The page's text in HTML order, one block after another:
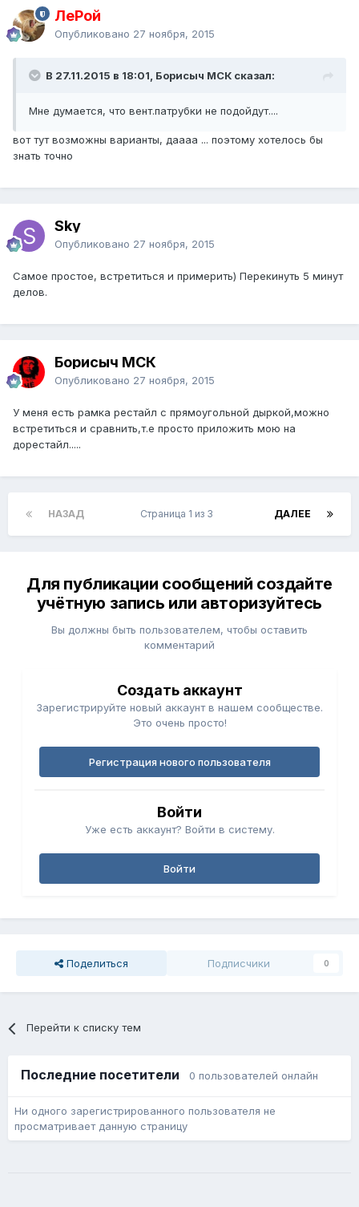
ЛеРой
Опубликовано 27 ноября, 2015
В 27.11.2015 в 18:01, Борисыч МСК сказал:
Мне думается, что вент.патрубки не подойдут....
вот тут возможны варианты, даааа ... поэтому хотелось бы
знать точно
Sky
Опубликовано 27 ноября, 2015
Самое простое, встретиться и примерить) Перекинуть 5 минут
делов.
Борисыч МСК
Опубликовано 27 ноября, 2015
У меня есть рамка рестайл с прямоугольной дыркой,можно
встретиться и сравнить,т.е просто приложить мою на
дорестайл.....
НАЗАД ДАЛЕЕ
Страница 1 из 3
Для публикации сообщений создайте
учётную запись или авторизуйтесь
Вы должны быть пользователем, чтобы оставить
комментарий
Создать аккаунт
Зарегистрируйте новый аккаунт в нашем сообществе.
Это очень просто!
Регистрация нового пользователя
Войти
Уже есть аккаунт? Войти в систему.
Войти
Поделиться Подписчики 0
Перейти к списку тем
Последние посетители 0 пользователей онлайн
Ни одного зарегистрированного пользователя не
просматривает данную страницу